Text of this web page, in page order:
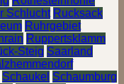
Schlucht Rucksack
Ruhrgebiet
Ruppertsklamm
Steig Saarland
Schaukel Schaumburg